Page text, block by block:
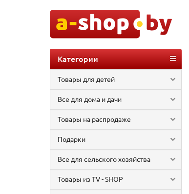
Категории
Товары для детей
Все для дома и дачи
Товары на распродаже
Подарки
Все для сельского хозяйства
Товары из TV - SHOP